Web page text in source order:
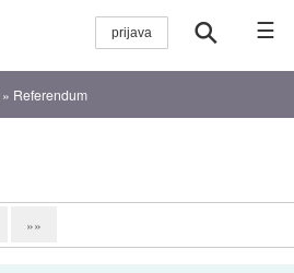
☰
» Referendum
»»